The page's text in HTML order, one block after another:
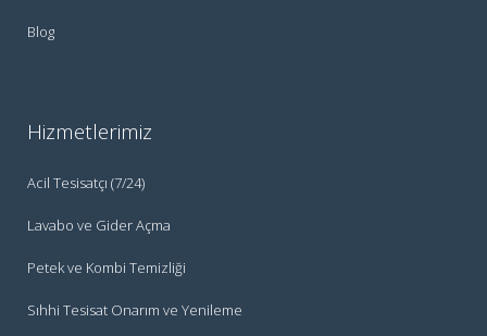
Blog
Hizmetlerimiz
Acil Tesisatçı (7/24)
Lavabo ve Gider Açma
Petek ve Kombi Temizliği
Sıhhi Tesisat Onarım ve Yenileme